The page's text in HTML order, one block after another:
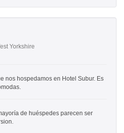
Yorkshire
nos hospedamos en Hotel Subur. Es
de huéspedes parecen ser